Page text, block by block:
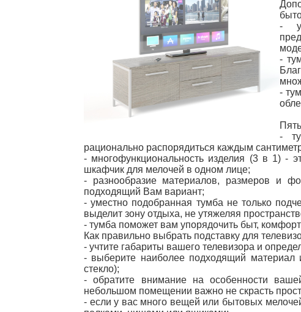
-
-
-
-
рационально распорядиться каждым
- многофункциональность изделия (3 в 1) -
шкафчик для мелочей в одном лице;
- разнообразие материалов, размеров и
подходящий Вам вариант;
- уместно подобранная тумба не только
выделит зону отдыха, не утяжеляя
- тумба поможет вам упорядочить быт,
Как правильно выбрать подставку для
- учтите габариты вашего телевизора и
- выберите наиболее подходящий
стекло);
- обратите внимание на особенности
небольшом помещении важно не скрасть
- если у вас много вещей или бытовых